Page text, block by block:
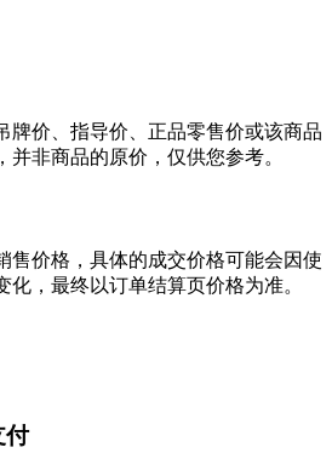
牌价、指导价、正品零售价或该商品
并非商品的原价，仅供您参考。
售价格，具体的成交价格可能会因使
化，最终以订单结算页价格为准。
付